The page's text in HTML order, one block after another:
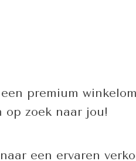
premium
op zoek naar jou!
een ervaren